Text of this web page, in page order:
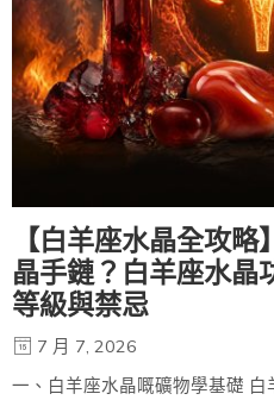
【白羊座水晶全攻
晶手鏈？白羊座水晶
等級與禁忌
7 月 7, 2026
一、白羊座水晶嘅礦物學基礎